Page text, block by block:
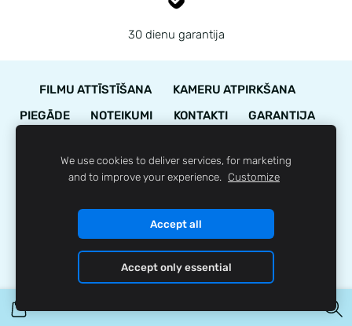
30 dienu garantija
FILMU ATTĪSTĪŠANA
KAMERU ATPIRKŠANA
PIEGĀDE
NOTEIKUMI KONTAKTI
GARANTIJA
LOJALITĀTES PROGRAMMA
SĪKDATNES
© 35mm.lv
We use cookies to deliver services, for marketing
and to improve your experience. Customize
Accept all
Accept only essential